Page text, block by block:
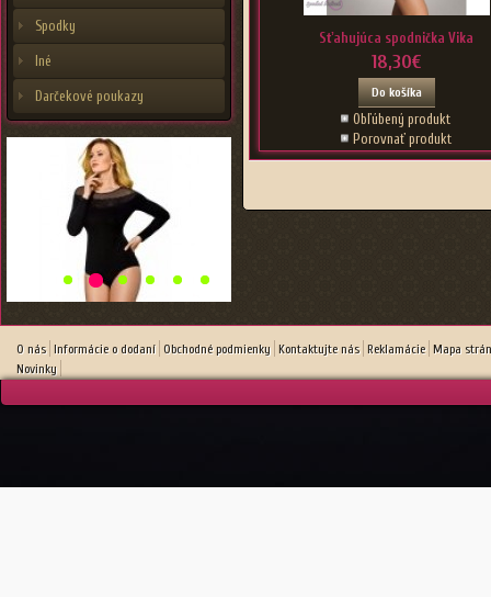
Spodky
Iné
Darčekové poukazy
Sťahujúca spodnička Vika
18,30€
Do košíka
Obľúbený produkt
Porovnať produkt
O nás Informácie o dodaní Obchodné podmienky Kontaktujte nás Reklamácie Mapa
Novinky